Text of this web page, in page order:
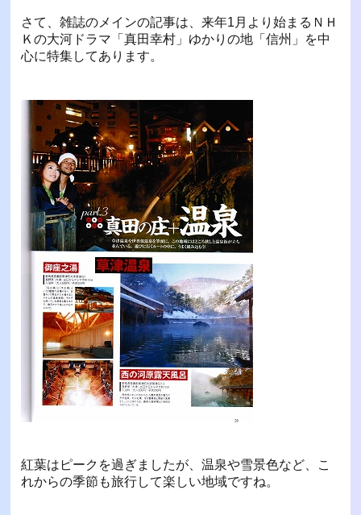
さて、雑誌のメインの記事は、来年1月より始まるＮＨ
Ｋの大河ドラマ「真田幸村」ゆかりの地「信州」を中
心に特集してあります。
紅葉はピークを過ぎましたが、温泉や雪景色など、こ
れからの季節も旅行して楽しい地域ですね。